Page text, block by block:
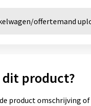
offertemand
dit product?
product omschrijving of